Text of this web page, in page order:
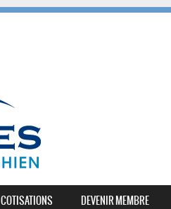
COTISATIONS DEVENIR MEMBRE